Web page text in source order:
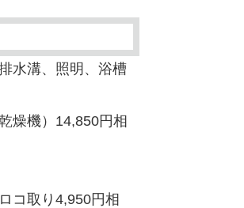
水溝、照明、浴槽
燥機）14,850円相
コ取り4,950円相